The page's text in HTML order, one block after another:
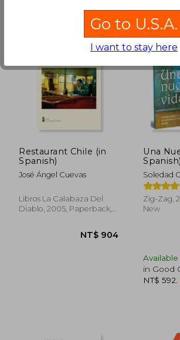
NT$ 693
Restaurant Chile (in
Spanish)
José Ángel Cuevas
Libros La Calabaza Del
Diablo, 2005, Paperback,
Una
Spanish)
Soledad
Deik
Zig-Zag,
New
Available
in Good
NT$ 592
Go to U.S.A.
I want to stay here